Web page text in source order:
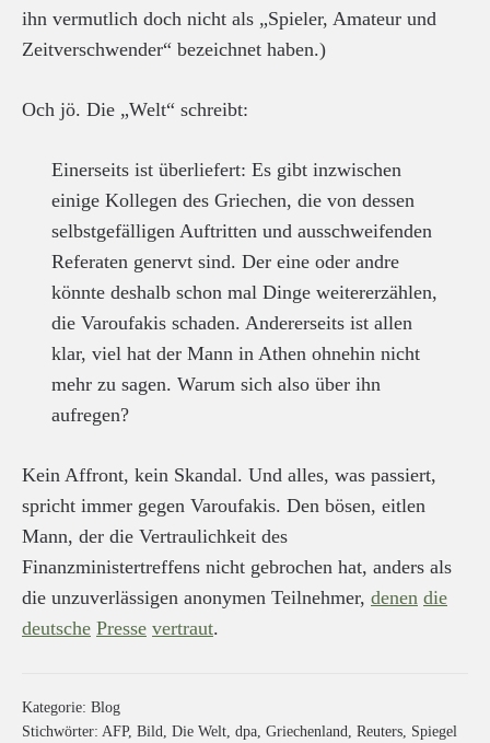
ihn vermutlich doch nicht als „Spieler, Amateur und
Zeitverschwender“ bezeichnet haben.)
Och jö. Die „Welt“ schreibt:
Einerseits ist überliefert: Es gibt inzwischen
einige Kollegen des Griechen, die von dessen
selbstgefälligen Auftritten und ausschweifenden
Referaten genervt sind. Der eine oder andre
könnte deshalb schon mal Dinge weitererzählen,
die Varoufakis schaden. Andererseits ist allen
klar, viel hat der Mann in Athen ohnehin nicht
mehr zu sagen. Warum sich also über ihn
aufregen?
Kein Affront, kein Skandal. Und alles, was passiert,
spricht immer gegen Varoufakis. Den bösen, eitlen
Mann, der die Vertraulichkeit des
Finanzministertreffens nicht gebrochen hat, anders als
die unzuverlässigen anonymen Teilnehmer, denen die
deutsche Presse vertraut.
Kategorie: Blog
Stichwörter: AFP, Bild Die Welt dpa Griechenland Reuters Spiegel